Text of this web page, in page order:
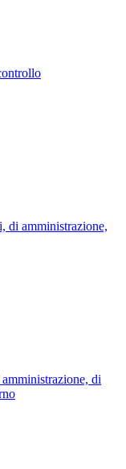
di amministrazione,
di